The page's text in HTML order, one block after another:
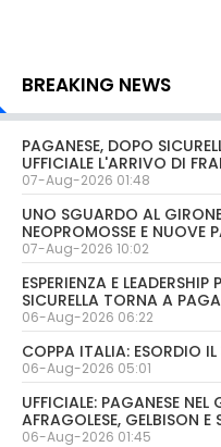
BREAKING NEWS
PAGANESE, DOPO
UFFICIALE L'ARRIVO DI
07-Aug-2026 01:48
UNO SGUARDO AL
NEOPROMOSSE E NUOVE
07-Aug-2026 10:02
ESPERIENZA E
SICURELLA TORNA A
06-Aug-2026 06:22
COPPA ITALIA: ESORDIO
06-Aug-2026 05:01
UFFICIALE: PAGANESE
AFRAGOLESE, GELBISON E
06-Aug-2026 01:45